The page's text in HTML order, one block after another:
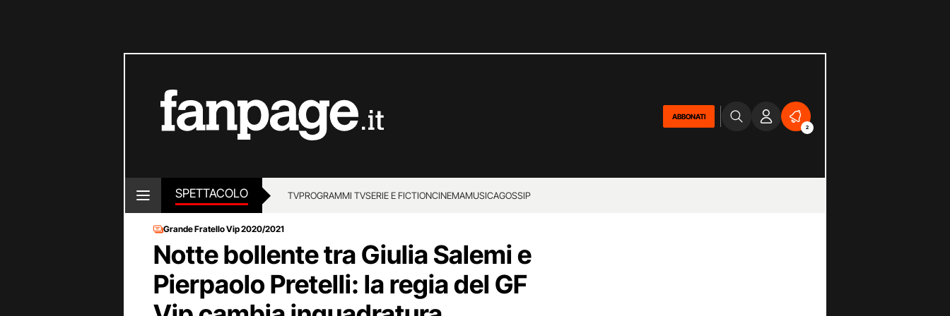
ABBONATI
2
SPETTACOLO TVPROGRAMMI TVSERIE E FICTIONCINEMAMUSICAGOSSIP
Grande Fratello Vip 2020/2021
Notte bollente tra Giulia Salemi e
Pierpaolo Pretelli: la regia del GF